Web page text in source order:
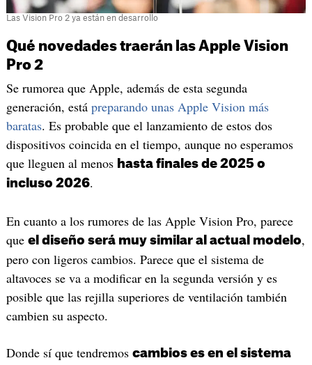
Las Vision Pro 2 ya están en desarrollo
Qué novedades traerán las Apple Vision
Pro 2
Se rumorea que Apple, además de esta segunda
generación, está preparando unas Apple Vision más
baratas. Es probable que el lanzamiento de estos dos
dispositivos coincida en el tiempo, aunque no esperamos
que lleguen al menos hasta finales de 2025 o
incluso 2026.
En cuanto a los rumores de las Apple Vision Pro, parece
que el diseño será muy similar al actual modelo,
pero con ligeros cambios. Parece que el sistema de
altavoces se va a modificar en la segunda versión y es
posible que las rejilla superiores de ventilación también
cambien su aspecto.
Donde sí que tendremos cambios es en el sistema